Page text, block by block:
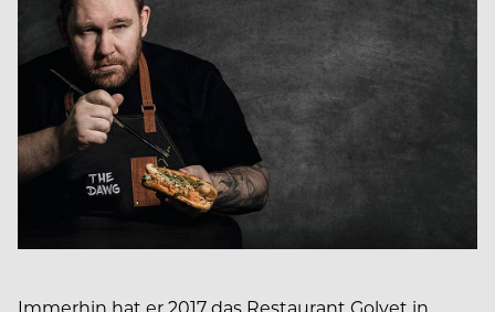
Immerhin hat er 2017 das Restaurant Golvet in